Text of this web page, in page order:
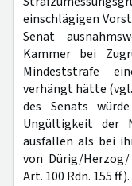
einschlägigen
Senat
Kammer bei
Mindeststrafe
verhängt hätte (vgl.
des Senats
Ungültigkeit der
ausfallen als bei
von Dürig/Herzog/
Art. 100 Rdn. 155 ff.).